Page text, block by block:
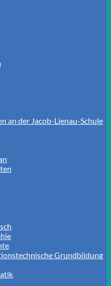
an der Jacob-Lienau-Schule
Grundbildung